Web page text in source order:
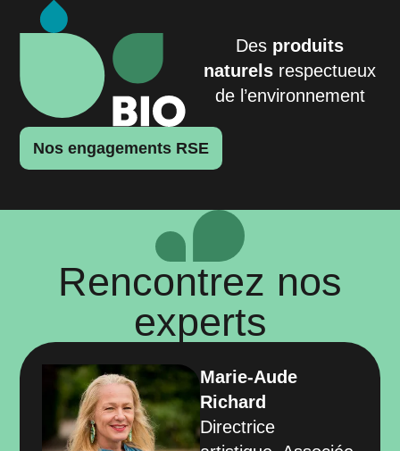
Des produits
naturels respectueux
de l’environnement
Nos engagements RSE
Rencontrez nos
experts
Marie-Aude
Richard
Directrice